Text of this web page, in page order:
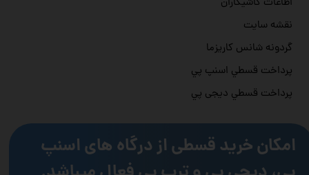
نقشه سایت
گردونه شانس کاریزما
پرداخت قسطي اسنپ پي
پرداخت قسطي دیجی پي
امکان خرید قسطی از درگاه های اسنپ